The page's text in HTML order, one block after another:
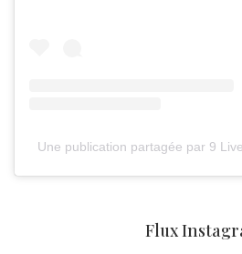
Une publication partagée par 9
Flux